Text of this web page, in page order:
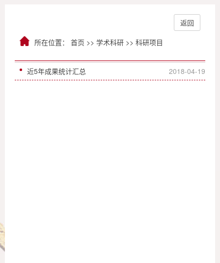
所在位置： 首页 >> 学术科研 >> 科研项目
返回
近5年成果统计汇总 2018-04-19